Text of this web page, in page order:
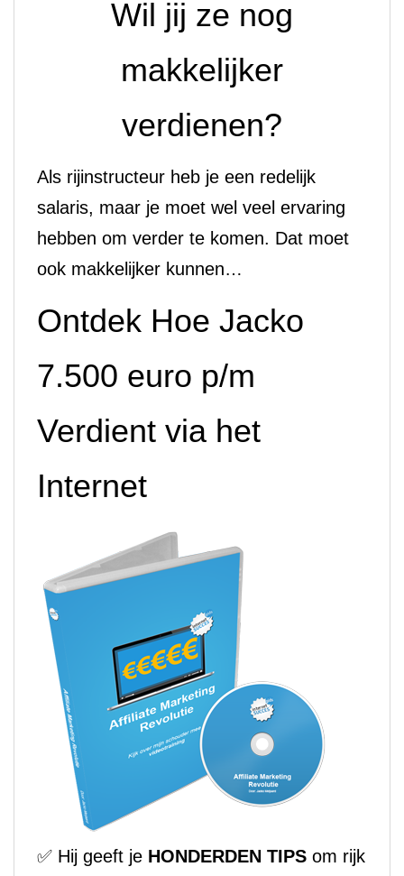
Wil jij ze nog
makkelijker
verdienen?
Als rijinstructeur heb je een redelijk
salaris, maar je moet wel veel ervaring
hebben om verder te komen. Dat moet
ook makkelijker kunnen…
Ontdek Hoe Jacko
7.500 euro p/m
Verdient via het
Internet
✅ Hij geeft je HONDERDEN TIPS om rijk